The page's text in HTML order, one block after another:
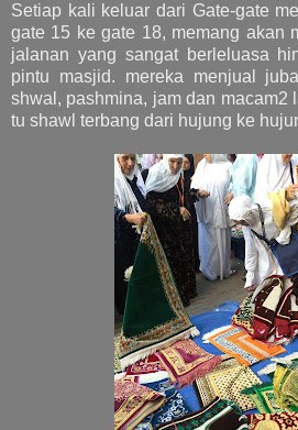
Setiap kali keluar dari Gate-gate
gate 15 ke gate 18, memang akan
jalanan yang sangat berleluasa
pintu masjid. mereka menjual
shwal, pashmina, jam dan macam2
tu shawl terbang dari hujung ke